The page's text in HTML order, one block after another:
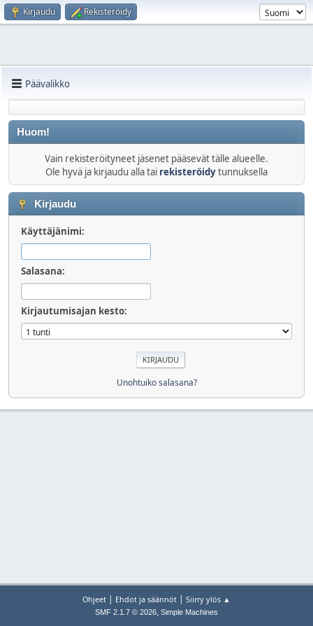
Kirjaudu Rekisteröidy
Päävalikko
Huom!
Vain rekisteröityneet jäsenet pääsevät tälle alueelle.
Ole hyvä ja kirjaudu alla tai rekisteröidytunnuksella
Kirjaudu
Käyttäjänimi:
Salasana:
Kirjautumisajan kesto:
Unohtuiko salasana?
Ohjeet | Ehdot ja säännöt | Siirry ylös ▲
SMF 2.1.7 © 2026, Simple Machines